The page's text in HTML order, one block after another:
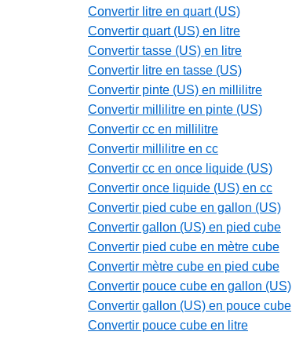
Convertir litre en quart (US)
Convertir quart (US) en litre
Convertir tasse (US) en litre
Convertir litre en tasse (US)
Convertir pinte (US) en millilitre
Convertir millilitre en pinte (US)
Convertir cc en millilitre
Convertir millilitre en cc
Convertir cc en once liquide (US)
Convertir once liquide (US) en cc
Convertir pied cube en gallon (US)
Convertir gallon (US) en pied cube
Convertir pied cube en mètre cube
Convertir mètre cube en pied cube
Convertir pouce cube en gallon (US)
Convertir gallon (US) en pouce cube
Convertir pouce cube en litre